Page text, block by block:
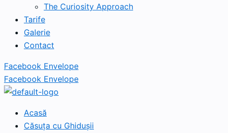
The Curiosity Approach
Tarife
Galerie
Contact
Facebook Envelope
Facebook Envelope
Acasă
Căsuța cu Ghidușii